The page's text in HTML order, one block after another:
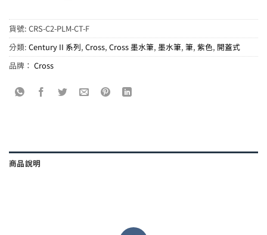
貨號: CRS-C2-PLM-CT-F
分類: Century II 系列, Cross, Cross 墨水筆, 墨水筆, 筆, 紫色, 開蓋式
品牌： Cross
商品說明